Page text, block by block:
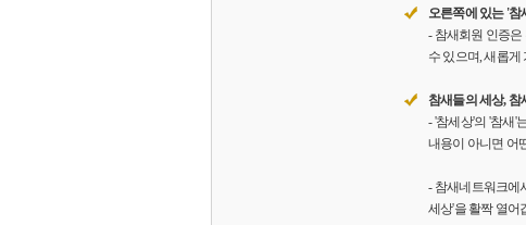
오른쪽에 있는 '참
- 참새회원 인증
수 있으며, 새롭게
참새들의 세상, 참
- '참세상'의 '참새'
내용이 아니면 어
- 참새네트워크에
세상'을 활짝 열어